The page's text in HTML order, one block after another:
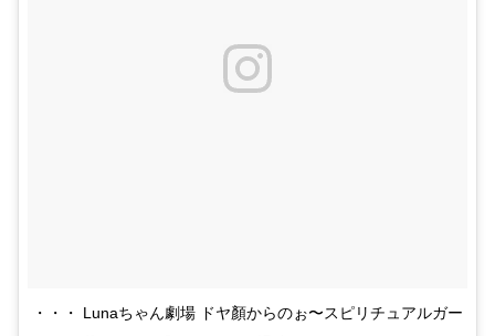
・・・ Lunaちゃん劇場 ドヤ顏からのぉ〜スピリチュアルガー